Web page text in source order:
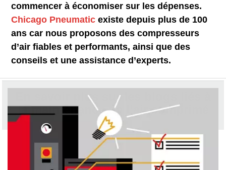
commencer à économiser sur les dépenses.
Chicago Pneumaticexiste depuis plus de 100
ans car nous proposons des compresseurs
d’air fiables et performants, ainsi que des
conseils et une assistance d’experts.
En savoir plus sur les blogs liés à
la maintenance de l’air comprimé